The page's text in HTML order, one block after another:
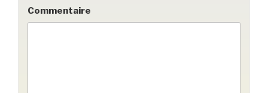
Commentaire